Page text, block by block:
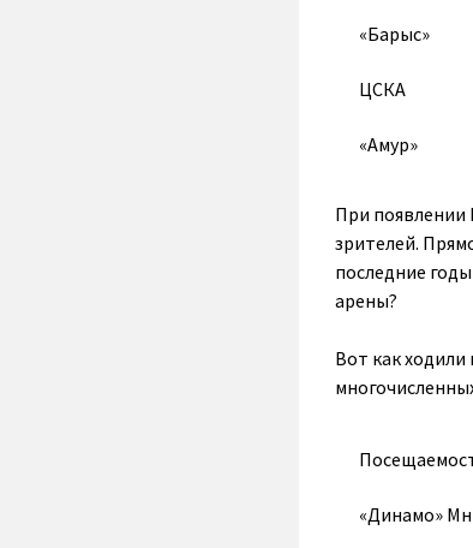
«Барыс»
ЦСКА
«Амур»
При появлении
зрителей.
последние
арены?
Вот как ходили
«Динамо» Мн